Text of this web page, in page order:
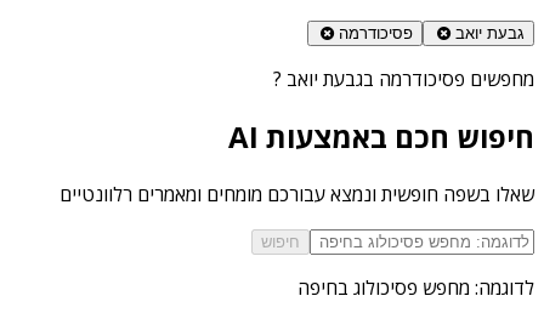
גבעת יואב פסיכודרמה
מחפשים פסיכודרמה בגבעת יואב ?
חיפוש חכם באמצעות AI
שאלו בשפה חופשית ונמצא עבורכם מומחים ומאמרים רלוונטיים
חיפוש
לדוגמה: מחפש פסיכולוג בחיפה